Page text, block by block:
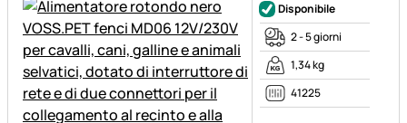
Disponibile
2 - 5 giorni
1,34 kg
41225